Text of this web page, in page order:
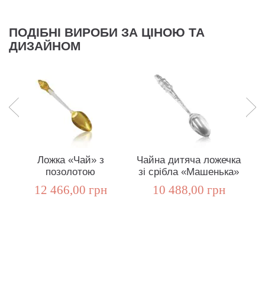
ПОДІБНІ ВИРОБИ ЗА ЦІНОЮ ТА
ДИЗАЙНОМ
Ложка «Чай» з
позолотою
12 466,00 грн
Чайна дитяча ложечка
зі срібла «Машенька»
10 488,00 грн